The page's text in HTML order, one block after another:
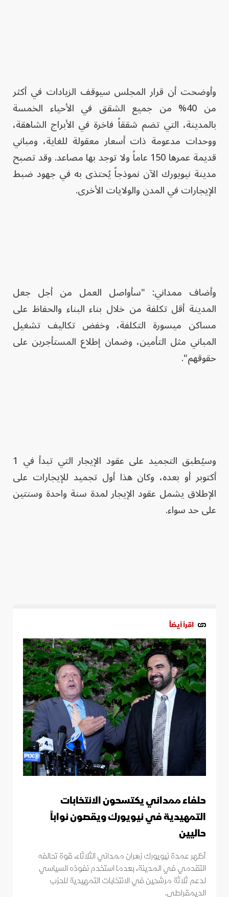
وأوضحت أن قرار المجلس سيوقف الزيادات في أكثر
من 40% من جميع الشقق في الأحياء الخمسة
بالمدينة، التي تضم شققاً فاخرة في الأبراج الشاهقة،
ووحدات مدعومة ذات أسعار معقولة للغاية، ومباني
قديمة عمرها 150 عاماً ولا توجد بها مصاعد. وقد تصبح
مدينة نيويورك الآن نموذجاً يُحتذى به في جهود ضبط
الإيجارات في المدن والولايات الأخرى.
وأضاف ممداني: "سأواصل العمل من أجل جعل
المدينة أقل تكلفة من خلال بناء البناء والحفاظ على
مساكن ميسورة التكلفة، وخفض تكاليف تشغيل
المباني مثل التأمين، وضمان إطلاع المستأجرين على
حقوقهم".
وسيُطبق التجميد على عقود الإيجار التي تبدأ في 1
أكتوبر أو بعده، وكان هذا أول تجميد للإيجارات على
الإطلاق يشمل عقود الإيجار لمدة سنة واحدة وسنتين
على حد سواء.
اقرأ أيضاً
حلفاء ممداني يكتسحون الانتخابات
التمهيدية في نيويورك ويقصون نواباً
حاليين
أظهر عمدة نيويورك زهران ممداني الثلاثاء، قوة تحالفه
التقدمي في المدينة، بعدما استخدم نفوذه السياسي
لدعم ثلاثة مرشحين في الانتخابات التمهيدية للحزب
الديمقراطي.